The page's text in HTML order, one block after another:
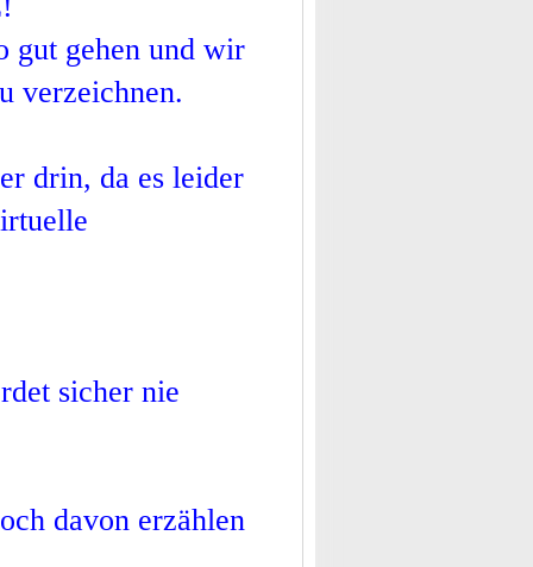
gut gehen und wir
verzeichnen.
drin, da es leider
sicher nie
davon erzählen